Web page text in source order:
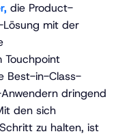
die Product-
mit der
Touchpoint
Best-in-Class-
dringend
den sich
zu halten, ist